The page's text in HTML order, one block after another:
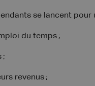
se lancent pour
du temps ;
;
revenus ;